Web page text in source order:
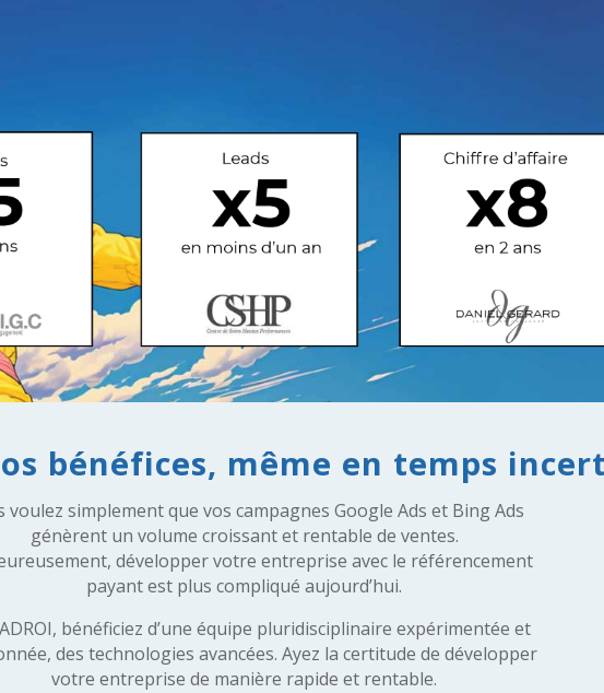
bénéfices, même en temps
voulez simplement que vos campagnes Google Ads et Bing Ads
génèrent un volume croissant et rentable de ventes.
développer votre entreprise avec le référencement
payant est plus compliqué aujourd’hui.
bénéficiez d’une équipe pluridisciplinaire expérimentée et
des technologies avancées. Ayez la certitude de développer
votre entreprise de manière rapide et rentable.